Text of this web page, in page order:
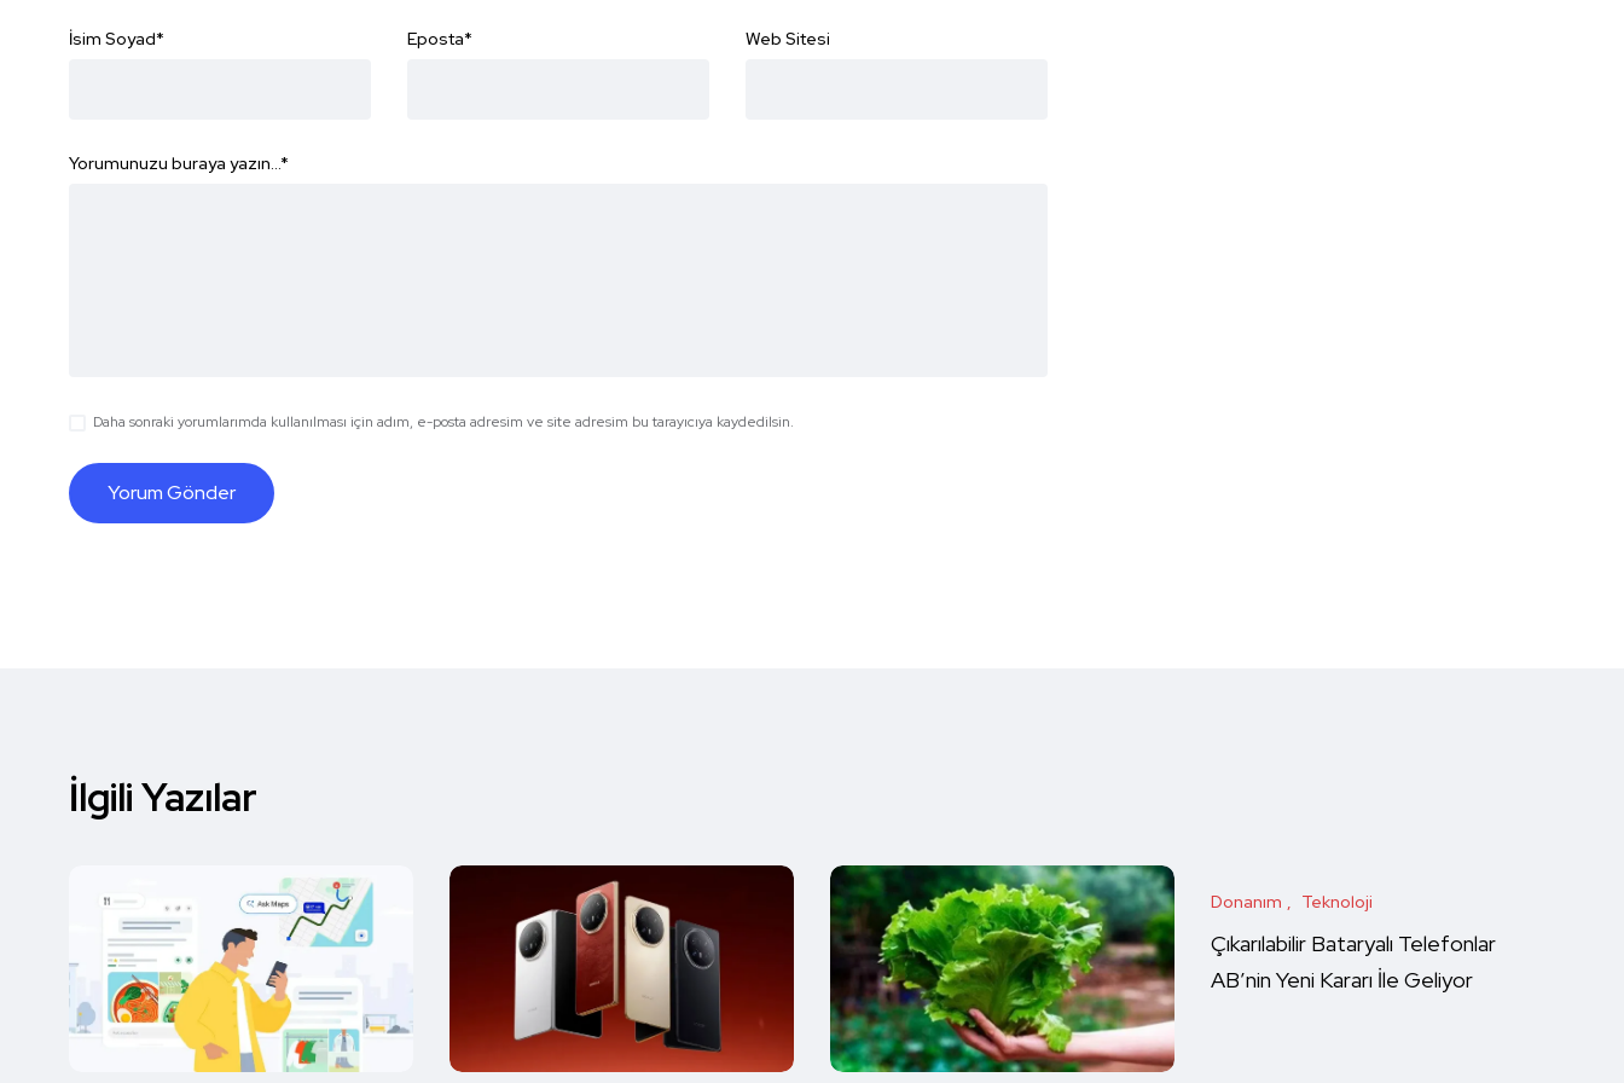
İsim Soyad* Eposta* Web Sitesi
Yorumunuzu buraya yazın...*
Daha sonraki yorumlarımda kullanılması için adım, e-posta adresim ve site adresim bu tarayıcıya kaydedilsin.
İlgili Yazılar
Donanım Teknoloji
Çıkarılabilir Bataryalı Telefonlar
AB’nin Yeni Kararı İle Geliyor